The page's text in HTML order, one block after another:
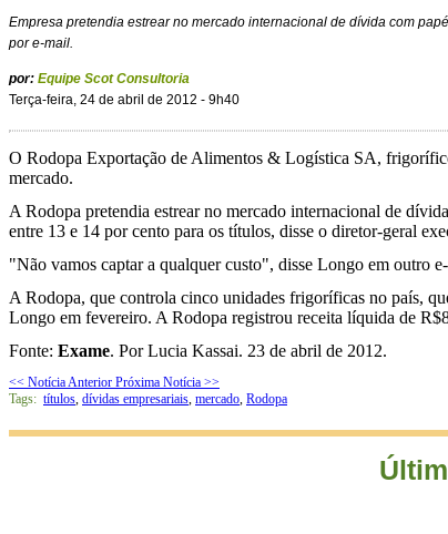
Empresa pretendia estrear no mercado internacional de dívida com
por e-mail.
por: Equipe Scot Consultoria
Terça-feira, 24 de abril de 2012 - 9h40
O Rodopa Exportação de Alimentos & Logística SA,
mercado.
A Rodopa pretendia estrear no mercado internacional de
entre 13 e 14 por cento para os títulos, disse o diretor-geral
"Não vamos captar a qualquer custo", disse Longo em outro
A Rodopa, que controla cinco unidades frigoríficas no país,
Longo em fevereiro. A Rodopa registrou receita líquida de
Fonte: Exame. Por Lucia Kassai. 23 de abril de 2012.
<< Notícia Anterior Próxima Notícia >>
Tags: títulos, dívidas empresariais, mercado, Rodopa